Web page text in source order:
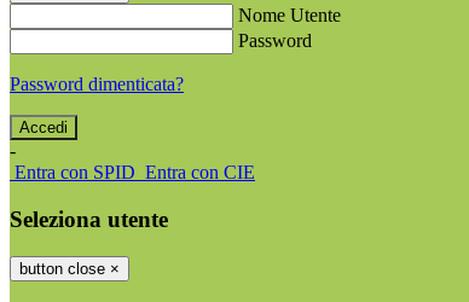
Nome Utente
Password
Password dimenticata?
-
Entra con SPID Entra con CIE
Seleziona utente
button close ×